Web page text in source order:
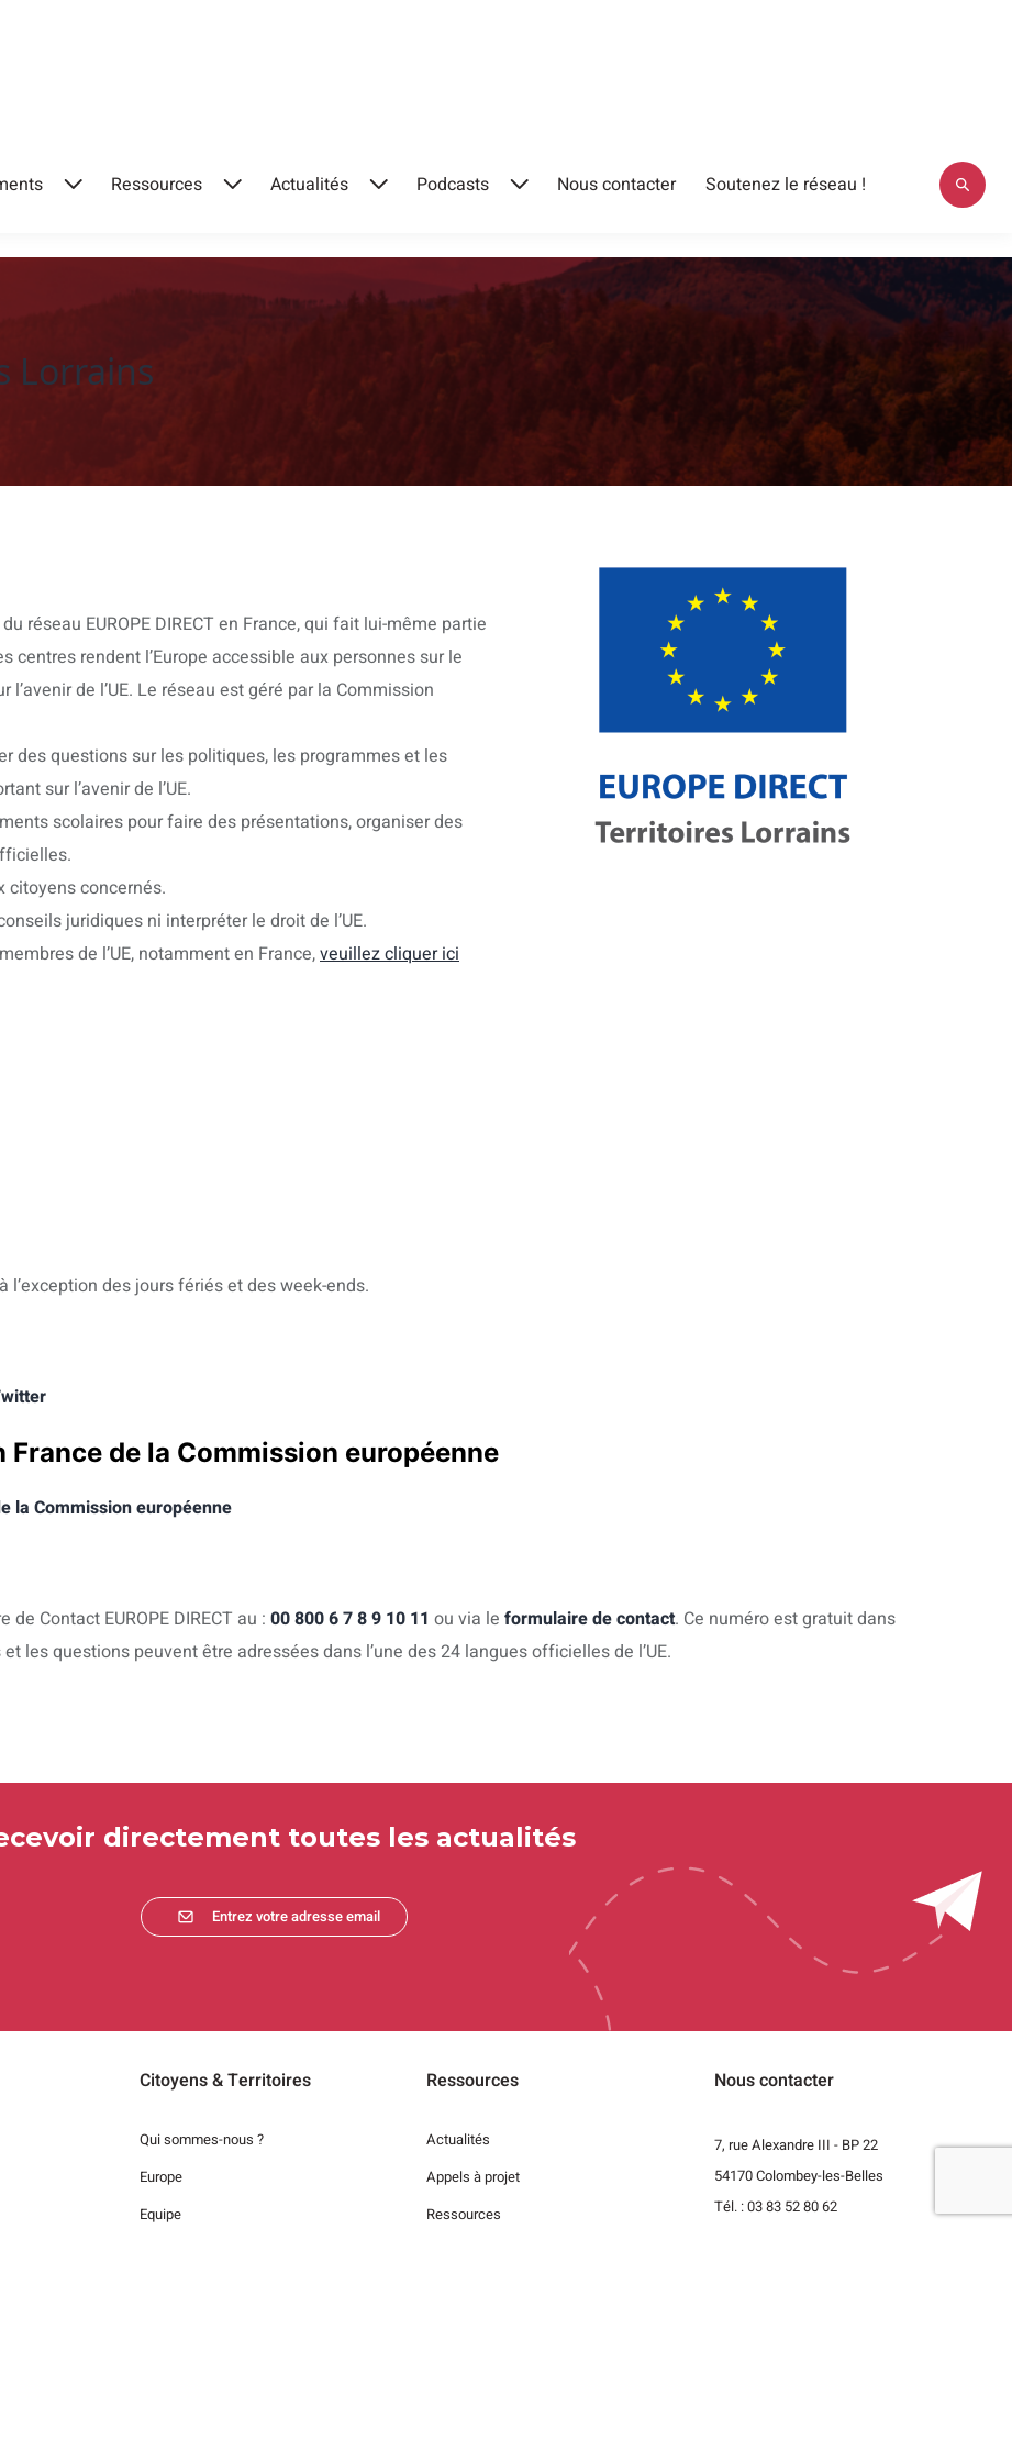
Ressources Actualités Podcasts Nous contacter Soutenez le réseau !
Lorrains
réseau EUROPE DIRECT en France, qui fait lui-même partie
centres rendent l’Europe accessible aux personnes sur le
de l’UE. Le réseau est géré par la Commission
des questions sur les politiques, les programmes et les
sur l’avenir de l’UE.
scolaires pour faire des présentations, organiser des
citoyens concernés.
juridiques ni interpréter le droit de l’UE.
de l’UE, notamment en France,veuillez cliquer ici
des jours fériés et des week-ends.
France de la Commission européenne
la Commission européenne
Contact EUROPE DIRECT au : 00 800 6 7 8 9 10 11 ou via le formulaire de contact. Ce numéro est gratuit dans
les questions peuvent être adressées dans l’une des 24 langues officielles de l’UE.
directement toutes les actualités
Entrez votre adresse email
Citoyens & Territoires
Qui sommes-nous ?
Europe
Equipe
Ressources
Actualités
Appels à projet
Ressources
Nous contacter
7, rue Alexandre III - BP 22
54170 Colombey-les-Belles
Tél. : 03 83 52 80 62